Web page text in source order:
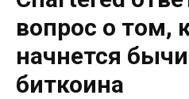
вопрос о том,
начнется
биткоина